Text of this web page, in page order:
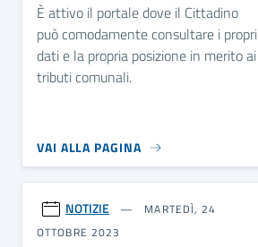
È attivo il portale dove il Cittadino
può comodamente consultare i propri
dati e la propria posizione in merito ai
tributi comunali.
VAI ALLA PAGINA
NOTIZIE
MARTEDÌ, 24
OTTOBRE 2023